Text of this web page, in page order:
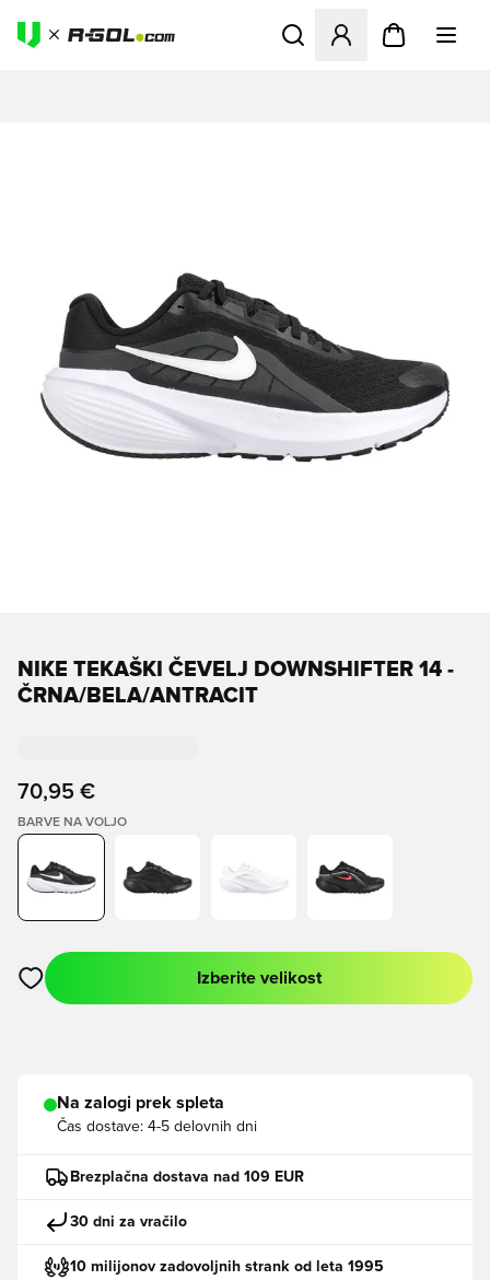
Odpre Modal za prijavo ali
NIKE TEKAŠKI ČEVELJ DOWNSHIFTER 14 -
ČRNA/BELA/ANTRACIT
70,95 €
BARVE NA VOLJO
Odpre Modal za prijavo ali vpis kot član
Izberite velikost
Na zalogi prek spleta
Čas dostave: 4-5 delovnih dni
Brezplačna dostava nad 109 EUR
30 dni za vračilo
10 milijonov zadovoljnih strank od leta 1995